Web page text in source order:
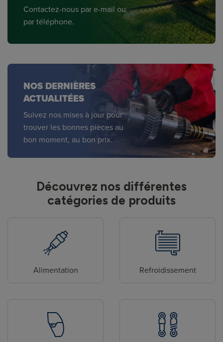
Contactez-nous par e-mail ou
par téléphone.
NOS DERNIÈRES
ACTUALITÉES
Suivez nos mises à jour pour
trouver les bonnes pièces au
bon moment, au bon prix.
Découvrez nos différentes
catégories de produits
Alimentation Refroidissement